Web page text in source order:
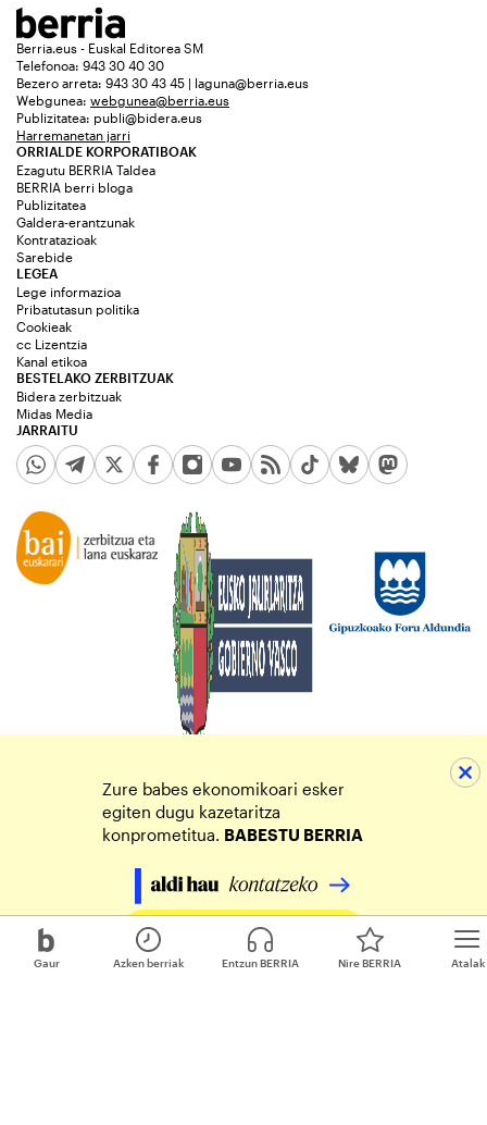
Gaur Atalak
Azken berriak Entzun BERRIA Nire BERRIA
Berria.eus - Euskal Editorea SM
Telefonoa: 943 30 40 30
Bezero arreta: 943 30 43 45 | laguna@berria.eus
Webgunea: webgunea@berria.eus
Publizitatea: publi@bidera.eus
Harremanetan jarri
ORRIALDE KORPORATIBOAK
Ezagutu BERRIA Taldea
BERRIA berri bloga
Publizitatea
Galdera-erantzunak
Kontratazioak
Sarebide
JARRAITU
LEGEA
Lege informazioa
Pribatutasun politika
Cookieak
cc Lizentzia
Kanal etikoa
BESTELAKO ZERBITZUAK
Bidera zerbitzuak
Midas Media
Zure babes ekonomikoari esker
egiten dugu kazetaritza
konprometitua. BABESTU BERRIA
Egin zure ekarpena